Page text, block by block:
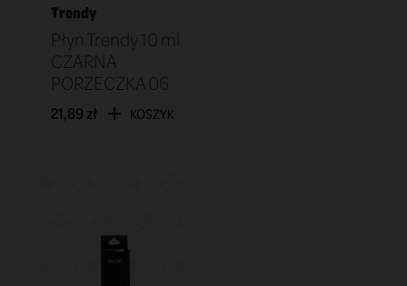
Trendy
Płyn Trendy 10 ml
CZARNA
PORZECZKA 06
21,89 zł KOSZYK